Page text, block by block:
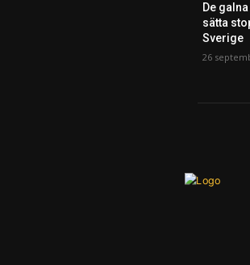
De
sätta
Sverige
26